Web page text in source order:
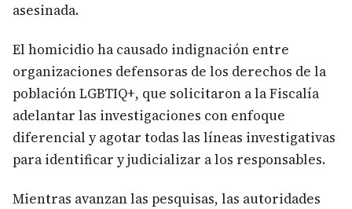
asesinada.
El homicidio ha causado indignación entre
organizaciones defensoras de los derechos de la
población LGBTIQ+, que solicitaron a la Fiscalía
adelantar las investigaciones con enfoque
diferencial y agotar todas las líneas investigativas
para identificar y judicializar a los responsables.
Mientras avanzan las pesquisas, las autoridades